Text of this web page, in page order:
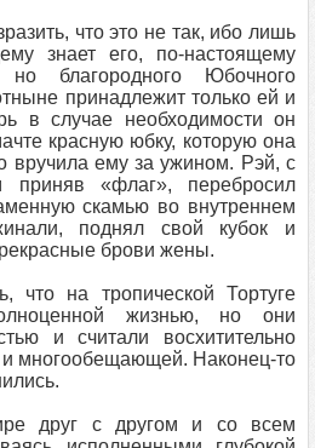
что это не так, ибо лишь
знает его, по-настоящему
но благородного Юбочного
принадлежит только ей и
в случае необходимости он
красную юбку, которую она
вручила ему за ужином. Рэй, с
приняв «флаг», перебросил
скамью во внутреннем
поднял свой кубок и
брови жены.
что на тропической Тортуге
жизнью, но они
и считали восхитительно
многообещающей. Наконец-то
друг с другом и со всем